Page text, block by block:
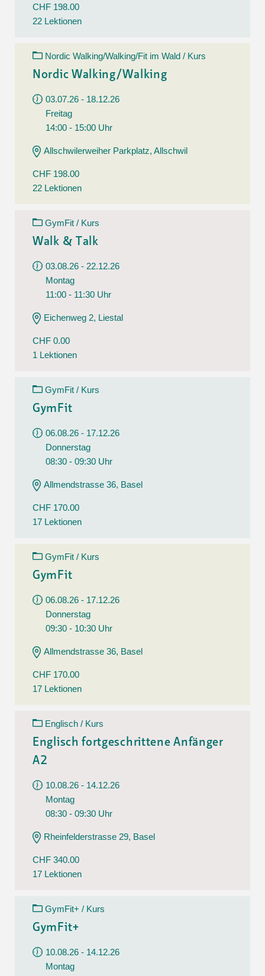
CHF 198.00
22 Lektionen
Nordic Walking/Walking/Fit im Wald / Kurs
Nordic Walking/Walking
03.07.26 - 18.12.26
Freitag
14:00 - 15:00 Uhr
Allschwilerweiher Parkplatz, Allschwil
CHF 198.00
22 Lektionen
GymFit / Kurs
Walk & Talk
03.08.26 - 22.12.26
Montag
11:00 - 11:30 Uhr
Eichenweg 2, Liestal
CHF 0.00
1 Lektionen
GymFit / Kurs
GymFit
06.08.26 - 17.12.26
Donnerstag
08:30 - 09:30 Uhr
Allmendstrasse 36, Basel
CHF 170.00
17 Lektionen
GymFit / Kurs
GymFit
06.08.26 - 17.12.26
Donnerstag
09:30 - 10:30 Uhr
Allmendstrasse 36, Basel
CHF 170.00
17 Lektionen
Englisch / Kurs
Englisch fortgeschrittene Anfänger
A2
10.08.26 - 14.12.26
Montag
08:30 - 09:30 Uhr
Rheinfelderstrasse 29, Basel
CHF 340.00
17 Lektionen
GymFit+ / Kurs
GymFit+
10.08.26 - 14.12.26
Montag